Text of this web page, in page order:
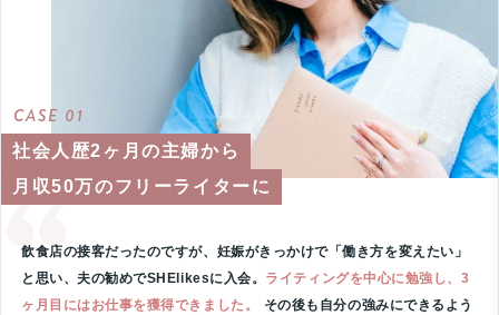
CASE 01
社会人歴2ヶ月の主婦から
月収50万のフリーライターに
飲食店の接客だったのですが、妊娠がきっかけで「働き方を変えたい」
と思い、夫の勧めでSHElikesに入会。 ライティングを中心に勉強し、3
ヶ月目にはお仕事を獲得できました。
その後も自分の強みにできるよう